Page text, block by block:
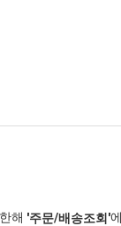
해 '주문/배송조회'